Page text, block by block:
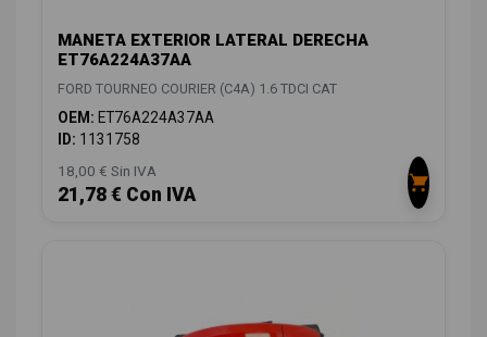
MANETA EXTERIOR LATERAL DERECHA
ET76A224A37AA
FORD TOURNEO COURIER (C4A) 1.6 TDCI CAT
OEM: ET76A224A37AA
ID: 1131758
18,00 € Sin IVA
21,78 € Con IVA